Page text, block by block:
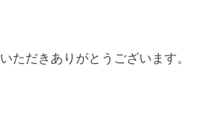
ただきありがとうございます。